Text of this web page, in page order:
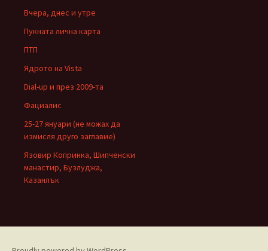
Вчера, днес и утре
Пукната лична карта
ПТП
Ядрото на Vista
Dial-up и през 2009-та
Фациалис
25-27 януари (не можах да
измисля друго заглавие)
Язовир Копринка, Шипченски
манастир, Бузлуджа,
Казанлък